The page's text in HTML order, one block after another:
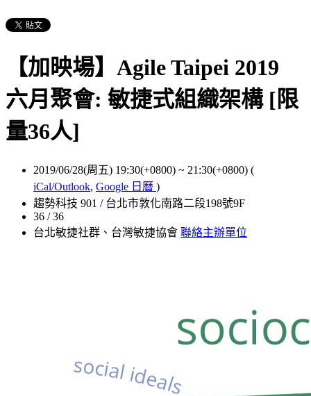
【加映場】Agile Taipei 2019
六月聚會: 敏捷式組織架構 [限
量36人]
2019/06/28(周五) 19:30(+0800) ~ 21:30(+0800) (
iCal/Outlook, Google 日曆 )
趨勢科技 901 / 台北市敦化南路二段198號9F
36 / 36
台北敏捷社群、台灣敏捷協會 聯絡主辦單位